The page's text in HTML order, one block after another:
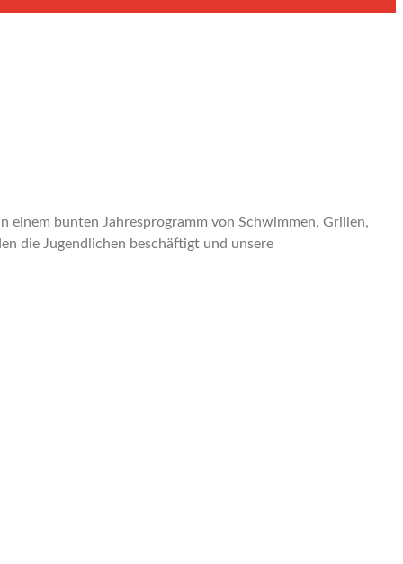
einem bunten Jahresprogramm von Schwimmen, Grillen,
die Jugendlichen beschäftigt und unsere